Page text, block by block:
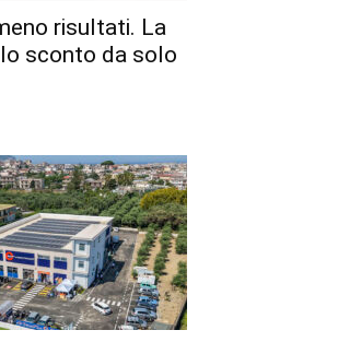
risultati. La
sconto da solo